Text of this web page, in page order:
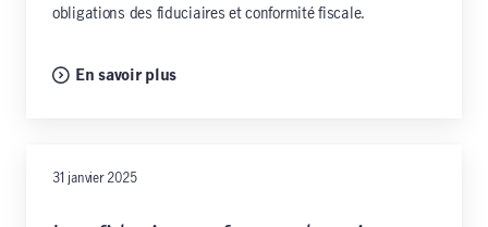
obligations des fiduciaires et conformité fiscale.
En savoir plus
31 janvier 2025